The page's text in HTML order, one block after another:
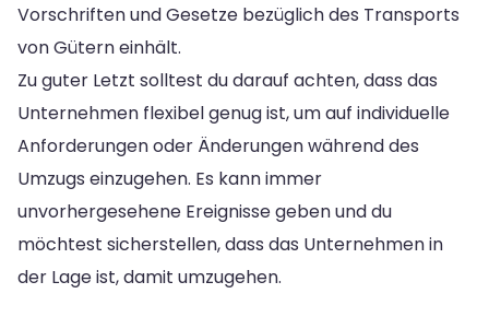
Vorschriften und Gesetze bezüglich des Transports
von Gütern einhält.
Zu guter Letzt solltest du darauf achten, dass das
Unternehmen flexibel genug ist, um auf individuelle
Anforderungen oder Änderungen während des
Umzugs einzugehen. Es kann immer
unvorhergesehene Ereignisse geben und du
möchtest sicherstellen, dass das Unternehmen in
der Lage ist, damit umzugehen.